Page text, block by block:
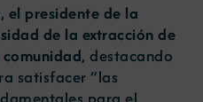
el presidente de la
de la extracción de
, destacando
satisfacer “las